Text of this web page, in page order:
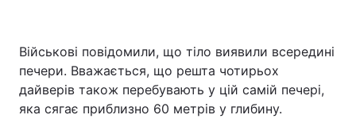
Військові повідомили, що тіло виявили всередині
печери. Вважається, що решта чотирьох
дайверів також перебувають у цій самій печері,
яка сягає приблизно 60 метрів у глибину.